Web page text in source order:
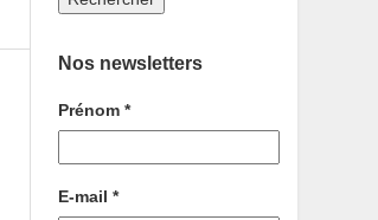
Nos newsletters
Prénom*
E-mail*